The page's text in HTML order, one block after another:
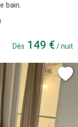
bain.
Dès 149 € / nuit